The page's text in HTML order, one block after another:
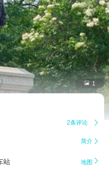
 1
2条评论 
简介 
站 地图 